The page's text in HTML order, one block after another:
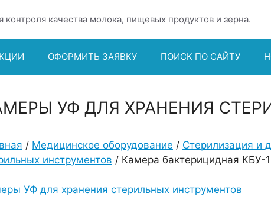
контроля качества молока, пищевых продуктов и зерна.
ОФОРМИТЬ ЗАЯВКУ ПОИСК ПО САЙТУ
УФ ДЛЯ ХРАНЕНИЯ
/ Медицинское оборудование / Стерилизация и
инструментов / Камера бактерицидная КБУ-
УФ для хранения стерильных инструментов